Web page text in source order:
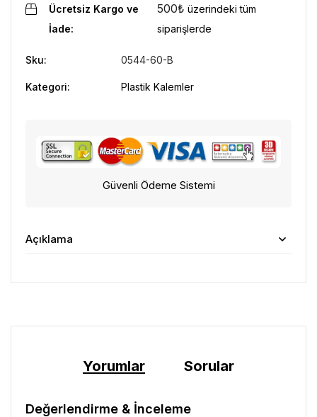
Ücretsiz Kargo ve
İade:
500₺ üzerindeki tüm
siparişlerde
Sku: 0544-60-B
Kategori: Plastik Kalemler
Güvenli Ödeme Sistemi
Açıklama
Yorumlar Sorular
Değerlendirme & İnceleme